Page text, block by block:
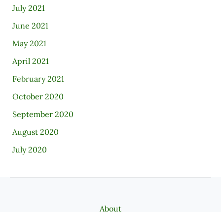
July 2021
June 2021
May 2021
April 2021
February 2021
October 2020
September 2020
August 2020
July 2020
About